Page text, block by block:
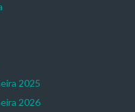
2025
2026